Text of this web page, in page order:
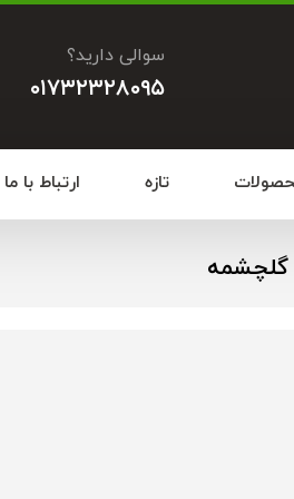
سوالی دارید؟
۰۱۷۳۲۳۲۸۰۹۵
تازه ارتباط با ما
گلچشمه